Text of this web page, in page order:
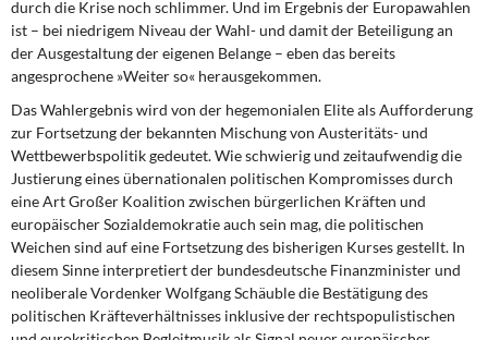
durch die Krise noch schlimmer. Und im Ergebnis der Europawahlen
ist – bei niedrigem Niveau der Wahl- und damit der Beteiligung an
der Ausgestaltung der eigenen Belange – eben das bereits
angesprochene »Weiter so« herausgekommen.
Das Wahlergebnis wird von der hegemonialen Elite als Aufforderung
zur Fortsetzung der bekannten Mischung von Austeritäts- und
Wettbewerbspolitik gedeutet. Wie schwierig und zeitaufwendig die
Justierung eines übernationalen politischen Kompromisses durch
eine Art Großer Koalition zwischen bürgerlichen Kräften und
europäischer Sozialdemokratie auch sein mag, die politischen
Weichen sind auf eine Fortsetzung des bisherigen Kurses gestellt. In
diesem Sinne interpretiert der bundesdeutsche Finanzminister und
neoliberale Vordenker Wolfgang Schäuble die Bestätigung des
politischen Kräfteverhältnisses inklusive der rechtspopulistischen